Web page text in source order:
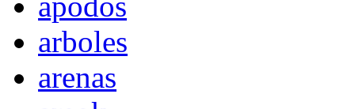
arboles
arenas